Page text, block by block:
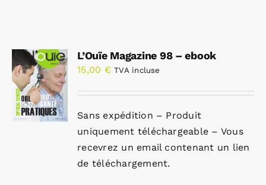
L’Ouïe Magazine 98 – ebook
15,00 € TVA incluse
Sans expédition – Produit
uniquement téléchargeable – Vous
recevrez un email contenant un lien
de téléchargement.